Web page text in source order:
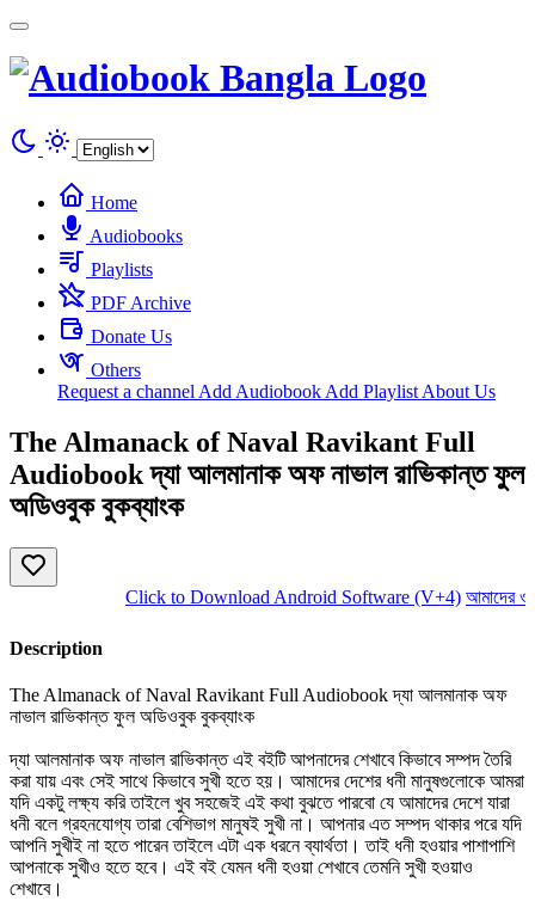
Home
Audiobooks
Playlists
PDF Archive
Donate Us
Others
Request a channel Add Audiobook Add Playlist About Us
The Almanack of Naval Ravikant Full
Audiobook দ্যা আলমানাক অফ নাভাল রাভিকান্ত ফুল
অডিওবুক বুকব্যাংক
Click to Download Android Software (V+4) আমাদের
Description
The Almanack of Naval Ravikant Full Audiobook দ্যা আলমানাক অফ
নাভাল রাভিকান্ত ফুল অডিওবুক বুকব্যাংক
দ্যা আলমানাক অফ নাভাল রাভিকান্ত এই বইটি আপনাদের শেখাবে কিভাবে সম্পদ তৈরি
করা যায় এবং সেই সাথে কিভাবে সুখী হতে হয়। আমাদের দেশের ধনী মানুষগুলোকে আমরা
যদি একটু লক্ষ্য করি তাইলে খুব সহজেই এই কথা বুঝতে পারবো যে আমাদের দেশে যারা
ধনী বলে গ্রহনযোগ্য তারা বেশিভাগ মানুষই সুখী না। আপনার এত সম্পদ থাকার পরে যদি
আপনি সুখীই না হতে পারেন তাইলে এটা এক ধরনে ব্যার্থতা। তাই ধনী হওয়ার পাশাপাশি
আপনাকে সুখীও হতে হবে। এই বই যেমন ধনী হওয়া শেখাবে তেমনি সুখী হওয়াও
শেখাবে।